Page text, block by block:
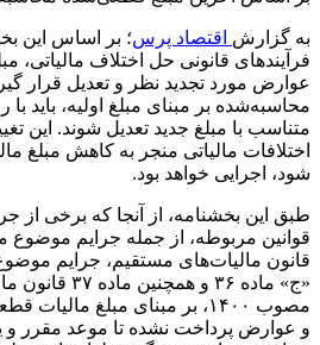
به گزارش اقتصاد پرس؛ بر اساس این
فرآیند‌های قانونی حل اختلاف مالیاتی،
عوارض مورد تجدید نظر و تعدیل قرار
محاسبه‌شده بر مبنای مبلغ اولیه، باید
متناسب با مبلغ جدید تعدیل شوند. این
اختلافات مالیاتی منجر به کاهش مبلغ
شود، اجرایی خواهد بود.
طبق این بخشنامه، از آنجا که برخی از
قانون مالیات‌های مستقیم، جرایم
«ج» ماده ۳۶ و
مصوب ۱۴۰۰، بر مبنای مبلغ
و عوارض پرداخت نشده تا موعد مقرر و